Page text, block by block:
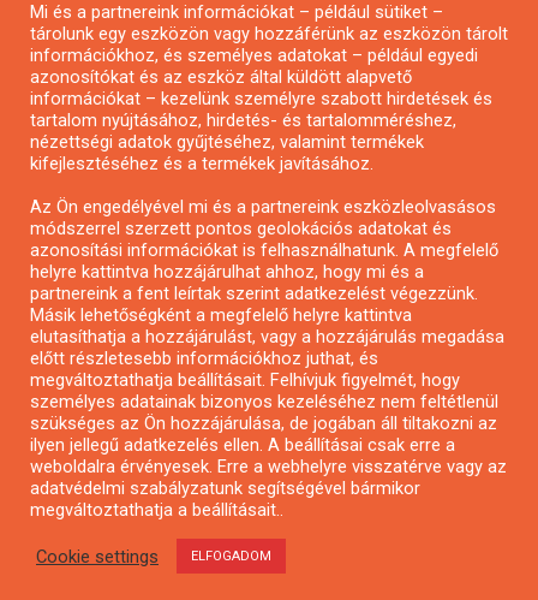
Pályázatírás civil szervezeteknek
Pályázatírás önkormányzatoknak
Pályázatfigyelés
Specifikus pályázatfigyelés vagy hírlevél
Pályázatok magánszemélyeknek
Pályázatok civil szervezeteknek
Pályázatok vállalkozásoknak
Önkormányzati pályázatok
Mezőgazdasági pályázatok
Falusi turizmus pályázatok
Napelem pályázatok
GINOP pályázatok
Copyright © All rights reserved.
Mi és a partnereink információkat – például sütiket –
tárolunk egy eszközön vagy hozzáférünk az eszközön tárolt
információkhoz, és személyes adatokat – például egyedi
azonosítókat és az eszköz által küldött alapvető
információkat – kezelünk személyre szabott hirdetések és
tartalom nyújtásához, hirdetés- és tartalomméréshez,
nézettségi adatok gyűjtéséhez, valamint termékek
kifejlesztéséhez és a termékek javításához.
Az Ön engedélyével mi és a partnereink eszközleolvasásos
módszerrel szerzett pontos geolokációs adatokat és
azonosítási információkat is felhasználhatunk. A megfelelő
helyre kattintva hozzájárulhat ahhoz, hogy mi és a
partnereink a fent leírtak szerint adatkezelést végezzünk.
Másik lehetőségként a megfelelő helyre kattintva
elutasíthatja a hozzájárulást, vagy a hozzájárulás megadása
előtt részletesebb információkhoz juthat, és
megváltoztathatja beállításait. Felhívjuk figyelmét, hogy
személyes adatainak bizonyos kezeléséhez nem feltétlenül
szükséges az Ön hozzájárulása, de jogában áll tiltakozni az
ilyen jellegű adatkezelés ellen. A beállításai csak erre a
weboldalra érvényesek. Erre a webhelyre visszatérve vagy az
adatvédelmi szabályzatunk segítségével bármikor
megváltoztathatja a beállításait..
Cookie settings ELFOGADOM